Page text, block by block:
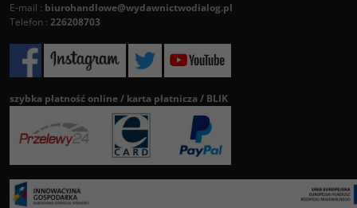
E-mail : biurohandlowe@wydawnictwodialog.pl
Telefon : 226208703
szybka płatność online / karta płatnicza / BLIK